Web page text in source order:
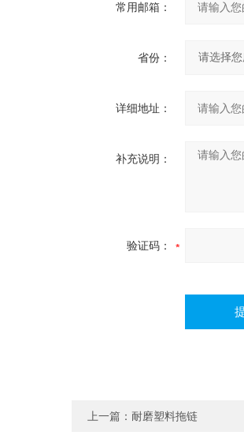
常用邮箱：
省份：
详细地址：
补充说明：
验证码：
上一篇： 耐磨塑料拖链